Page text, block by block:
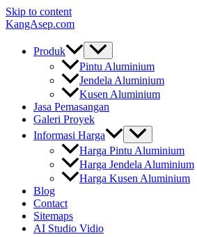
Skip to content
KangAsep.com
Produk
Pintu Aluminium
Jendela Aluminium
Kusen Aluminium
Jasa Pemasangan
Galeri Proyek
Informasi Harga
Harga Pintu Aluminium
Harga Jendela Aluminium
Harga Kusen Aluminium
Blog
Contact
Sitemaps
AI Studio Vidio